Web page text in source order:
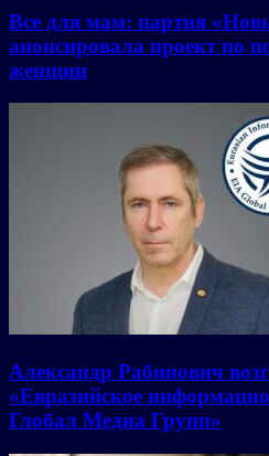
Все для мам: партия
анонсировала проект по
женщин
Александр Рабинович
«Евразийское
Глобал Медиа Групп»